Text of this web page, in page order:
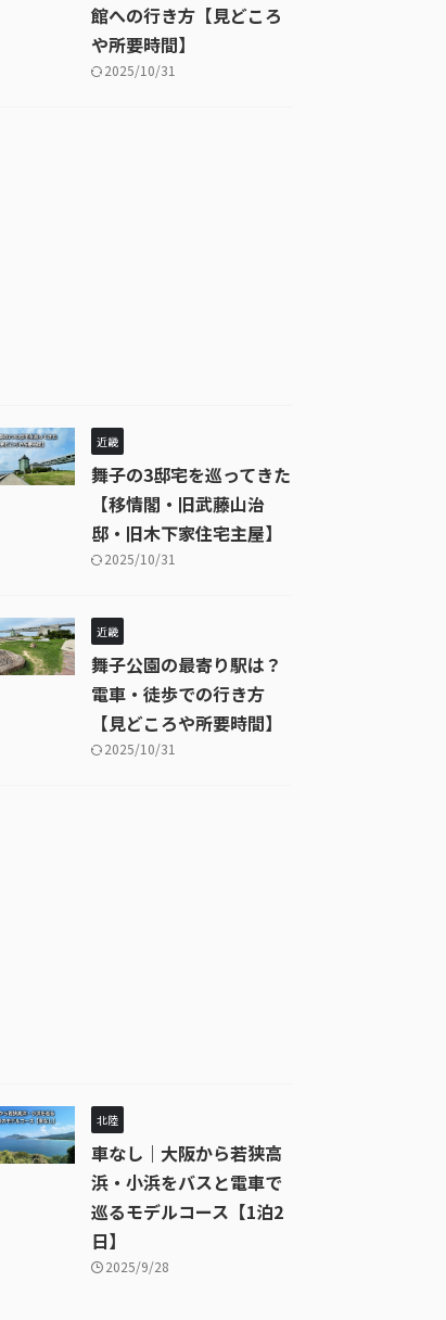
館への行き方【見どころ
や所要時間】
2025/10/31
近畿
舞子の3邸宅を巡ってきた
【移情閣・旧武藤山治
邸・旧木下家住宅主屋】
2025/10/31
近畿
舞子公園の最寄り駅は？
電車・徒歩での行き方
【見どころや所要時間】
2025/10/31
北陸
車なし｜大阪から若狭高
浜・小浜をバスと電車で
巡るモデルコース【1泊2
日】
2025/9/28